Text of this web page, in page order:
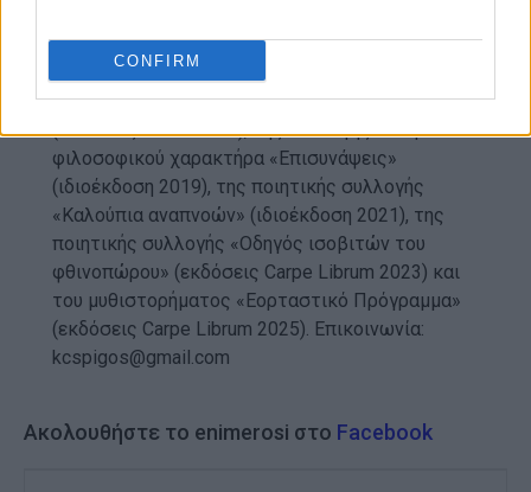
CONFIRM
νευροεπιστήμης «Γνωστικός και ψυχικός
εγκέφαλος» (ιδιοέκδοση 2014), της συλλογής
έμμετρου και πεζού λόγου «Χρήζεις προστασίας»
(εκδόσεις ΑΛΔΕ 2018), της συλλογής δοκιμίων
φιλοσοφικού χαρακτήρα «Επισυνάψεις»
(ιδιοέκδοση 2019), της ποιητικής συλλογής
«Καλούπια αναπνοών» (ιδιοέκδοση 2021), της
ποιητικής συλλογής «Οδηγός ισοβιτών του
φθινοπώρου» (εκδόσεις Carpe Librum 2023) και
του μυθιστορήματος «Εορταστικό Πρόγραμμα»
(εκδόσεις Carpe Librum 2025). Επικοινωνία:
kcspigos@gmail.com
Ακολουθήστε το enimerosi στο Facebook